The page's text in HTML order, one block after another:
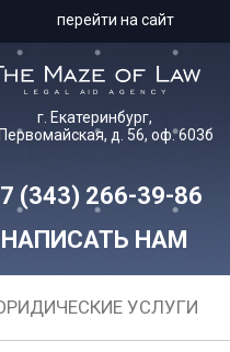
перейти на сайт
г. Екатеринбург,
д. 56, оф. 603б
(343) 266-39-86
НАПИСАТЬ НАМ
УСЛУГИ